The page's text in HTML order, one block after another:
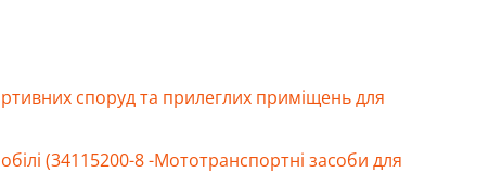
споруд та прилеглих приміщень для
(34115200-8 -Мототранспортні засоби для